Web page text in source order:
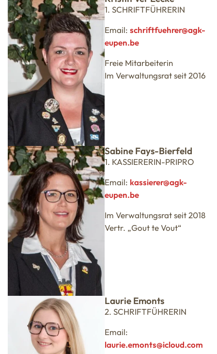
1. SCHRIFTFÜHRERIN
Email: schriftfuehrer@agk-
eupen.be
Freie Mitarbeiterin
Im Verwaltungsrat seit 2016
Sabine Fays-Bierfeld
1. KASSIERERIN-PRIPRO
Email: kassierer@agk-
eupen.be
Im Verwaltungsrat seit 2018
Vertr. „Gout te Vout“
Laurie Emonts
2. SCHRIFTFÜHRERIN
Email:
laurie.emonts@icloud.com